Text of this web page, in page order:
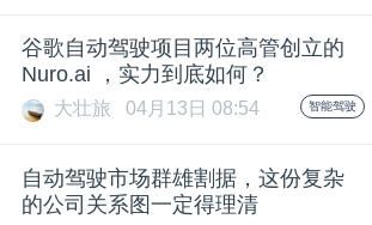
谷歌自动驾驶项目两位高管创立的
Nuro.ai ，实力到底如何？
大壮旅 04月13日 08:54 智能驾驶
自动驾驶市场群雄割据，这份复杂
的公司关系图一定得理清